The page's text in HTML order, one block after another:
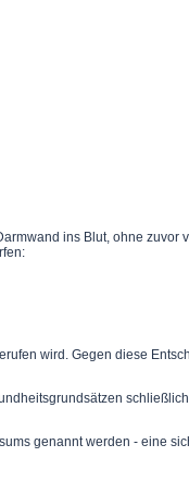
ins Blut, ohne
wird. Gegen diese
genannt werden - eine